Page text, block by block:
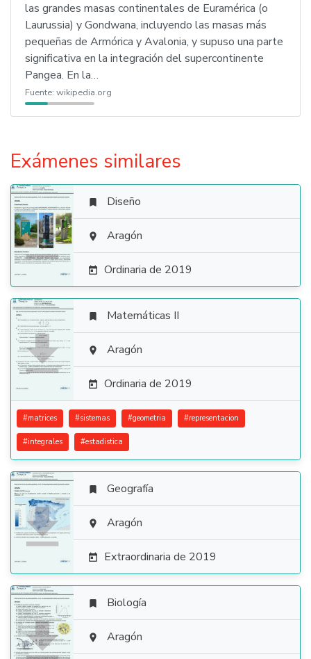
las grandes masas continentales de Euramérica (o
Laurussia) y Gondwana, incluyendo las masas más
pequeñas de Armórica y Avalonia, y supuso una parte
significativa en la integración del supercontinente
Pangea. En la…
Fuente: wikipedia.org
Exámenes similares

 Diseño
 Aragón
 Ordinaria de 2019

 Matemáticas II
 Aragón
 Ordinaria de 2019
#matrices #sistemas #geometria #representacion
#integrales #estadistica

 Geografía
 Aragón
 Extraordinaria de 2019

 Biología
 Aragón